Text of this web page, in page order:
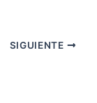
SIGUIENTE